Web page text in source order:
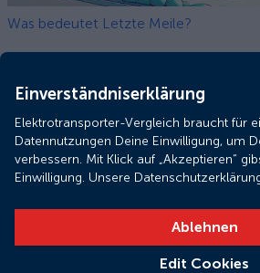
Was bedeutet Letzte Meile?
Einverständniserklärung
Elektrotransporter-Vergleich braucht für
Datennutzungen Deine Einwilligung, um
verbessern. Mit Klick auf „Akzeptieren“
Einwilligung. Unsere
Ablehnen
Edit Cookies